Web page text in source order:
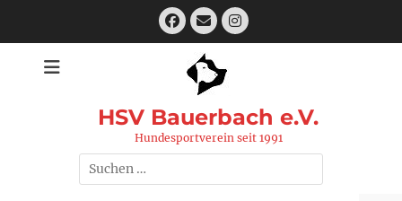
Facebook
E-
Mail
Instagram
HSV Bauerbach e.V.
Hundesportverein seit 1991
Suchen
nach: